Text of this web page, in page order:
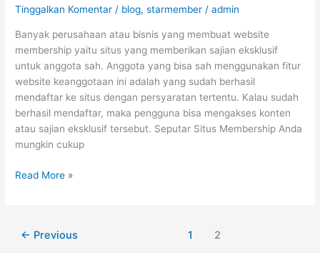
Tinggalkan Komentar / blog,starmember /admin
Banyak perusahaan atau bisnis yang membuat website
membership yaitu situs yang memberikan sajian eksklusif
untuk anggota sah. Anggota yang bisa sah menggunakan fitur
website keanggotaan ini adalah yang sudah berhasil
mendaftar ke situs dengan persyaratan tertentu. Kalau sudah
berhasil mendaftar, maka pengguna bisa mengakses konten
atau sajian eksklusif tersebut. Seputar Situs Membership Anda
mungkin cukup
Read More »
← Previous 1 2